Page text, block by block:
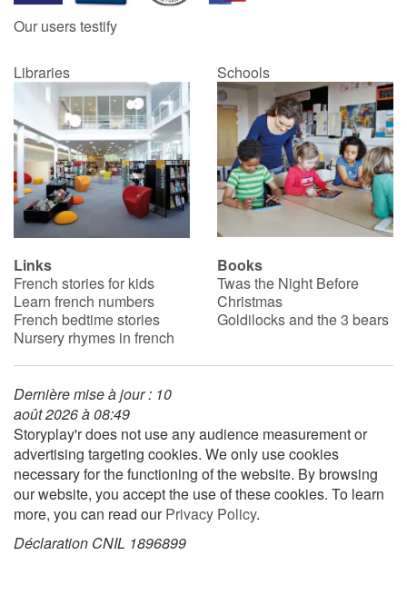
Our users testify
Libraries Schools
Links
French stories for kids
Learn french numbers
French bedtime stories
Nursery rhymes in french
Books
Twas the Night Before
Christmas
Goldilocks and the 3 bears
Dernière mise à jour : 10
août 2026 à 08:49
Storyplay'r does not use any audience measurement or
advertising targeting cookies. We only use cookies
necessary for the functioning of the website. By browsing
our website, you accept the use of these cookies. To learn
more, you can read ourPrivacy Policy.
Déclaration CNIL 1896899